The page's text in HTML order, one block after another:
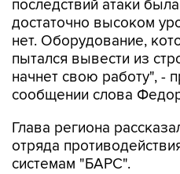
последствий атаки
достаточно высоком
нет. Оборудование,
пытался вывести из
начнет свою работу", -
сообщении слова
Глава региона
отряда
системам "БАРС".